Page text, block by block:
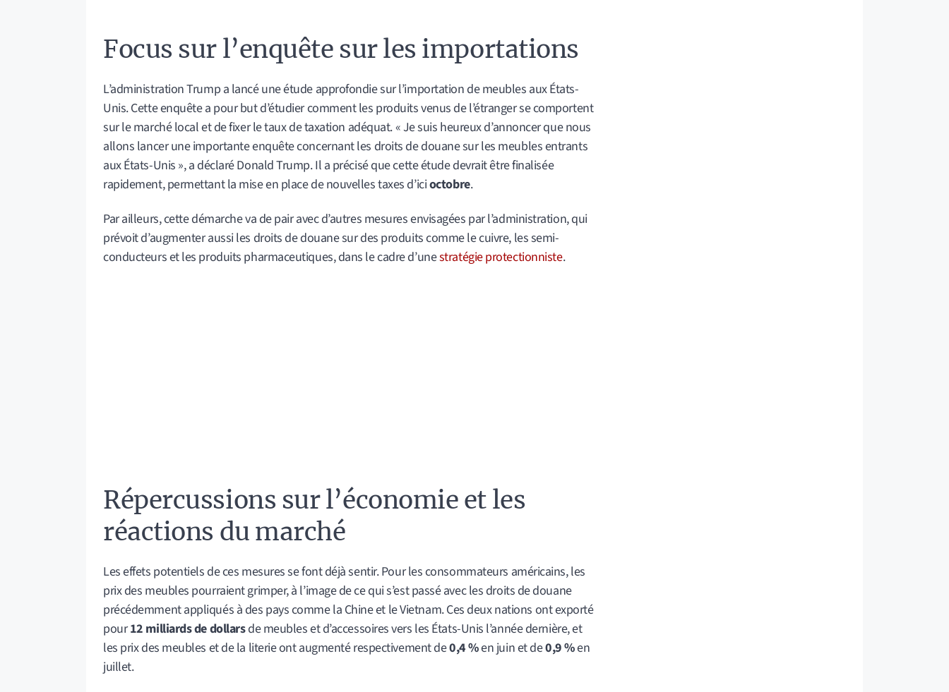
Focus sur l’enquête sur les importations
L’administration Trump a lancé une étude approfondie sur l’importation de meubles aux États-
Unis. Cette enquête a pour but d’étudier comment les produits venus de l’étranger se comportent
sur le marché local et de fixer le taux de taxation adéquat. « Je suis heureux d’annoncer que nous
allons lancer une importante enquête concernant les droits de douane sur les meubles entrants
aux États-Unis », a déclaré Donald Trump. Il a précisé que cette étude devrait être finalisée
rapidement, permettant la mise en place de nouvelles taxes d’icioctobre.
Par ailleurs, cette démarche va de pair avec d’autres mesures envisagées par l’administration, qui
prévoit d’augmenter aussi les droits de douane sur des produits comme le cuivre, les semi-
conducteurs et les produits pharmaceutiques, dans le cadre d’unestratégie protectionniste.
Répercussions sur l’économie et les
réactions du marché
Les effets potentiels de ces mesures se font déjà sentir. Pour les consommateurs américains, les
prix des meubles pourraient grimper, à l’image de ce qui s’est passé avec les droits de douane
précédemment appliqués à des pays comme la Chine et le Vietnam. Ces deux nations ont exporté
pour12 milliards de dollarsde meubles et d’accessoires vers les États-Unis l’année dernière, et
les prix des meubles et de la literie ont augmenté respectivement de0,4 %en juin et de0,9 %en
juillet.